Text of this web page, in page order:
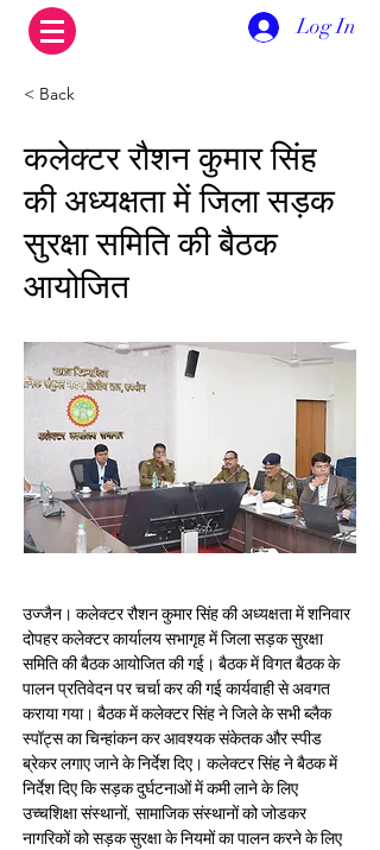
Log In
< Back
कलेक्‍टर रौशन कुमार सिंह
की अध्‍यक्षता में जिला सड़क
सुरक्षा समिति की बैठक
आयोजित
उज्जैन। कलेक्‍टर रौशन कुमार सिंह की अध्‍यक्षता में शनिवार
दोपहर कलेक्‍टर कार्यालय सभागृह में जिला सड़क सुरक्षा
समिति की बैठक आयोजित की गई। बैठक में विगत बैठक के
पालन प्रतिवेदन पर चर्चा कर की गई कार्यवाही से अवगत
कराया गया। बैठक में कलेक्‍टर सिंह ने जिले के सभी ब्‍लैक
स्‍पॉट्स का चिन्‍हांकन कर आवश्‍यक संकेतक और स्‍पीड
ब्रेकर लगाए जाने के निर्देश दिए। कलेक्‍टर सिंह ने बैठक में
निर्देश दिए कि सड़क दुर्घटनाओं में कमी लाने के लिए
उच्‍चशिक्षा संस्‍थानों, सामाजिक संस्‍थानों को जोडकर
नागरिकों को सड़क सुरक्षा के नियमों का पालन करने के लिए